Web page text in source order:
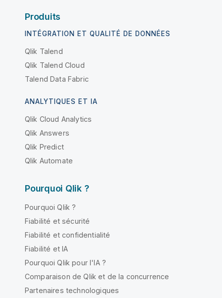
Produits
INTÉGRATION ET QUALITÉ DE DONNÉES
Qlik Talend
Qlik Talend Cloud
Talend Data Fabric
ANALYTIQUES ET IA
Qlik Cloud Analytics
Qlik Answers
Qlik Predict
Qlik Automate
Pourquoi Qlik ?
Pourquoi Qlik ?
Fiabilité et sécurité
Fiabilité et confidentialité
Fiabilité et IA
Pourquoi Qlik pour l'IA ?
Comparaison de Qlik et de la concurrence
Partenaires technologiques